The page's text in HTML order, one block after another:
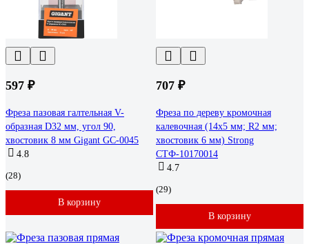
597 ₽
Фреза пазовая галтельная V-
образная D32 мм, угол 90,
хвостовик 8 мм Gigant GC-0045
4.8
(28)
В корзину
707 ₽
Фреза по дереву кромочная
калевочная (14х5 мм; R2 мм;
хвостовик 6 мм) Strong
СТФ-10170014
4.7
(29)
В корзину